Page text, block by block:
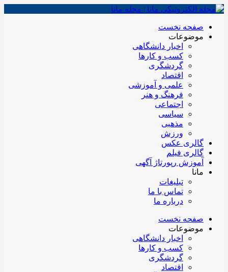
صفحه نخست
موضوعات
اخبار دانشگاهی
کسب و کارها
گردشگری
اقتصاد
علمی و آموزشی
فرهنگ و هنر
اجتماعی
سیاسی
مذهبی
ورزش
گالری عکس
گالری فیلم
آموزش رپورتاژ آگهی
مانا
تبلیغات
تماس با ما
درباره ما
صفحه نخست
موضوعات
اخبار دانشگاهی
کسب و کارها
گردشگری
اقتصاد